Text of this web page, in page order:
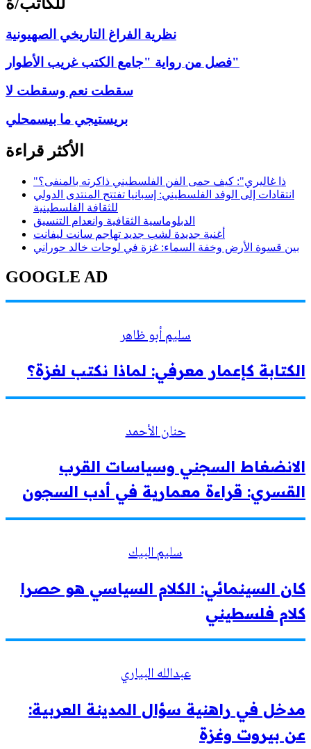
نظرية الفراغ التاريخي الصهيونية
فصل من رواية "جامع الكتب غريب الأطوار"
سقطت نعم وسقطت لا
بريستيجي ما بيسمحلي
الأكثر قراءة
"ذا غاليري": كيف حمى الفن الفلسطيني ذاكرته بالمنفى؟
انتقادات إلى الوفد الفلسطيني: إسبانيا تفتتح المنتدى الدولي
للثقافة الفلسطينية
الدبلوماسية الثقافية وانعدام التنسيق
أغنية جديدة لشب جديد تهاجم سانت ليفانت
بين قسوة الأرض وخفة السماء: غزة في لوحات خالد حوراني
GOOGLE AD
سليم أبو ظاهر
الكتابة كإعمار معرفي: لماذا نكتب لغزة؟
حنان الأحمد
الانضغاط السجني وسياسات القرب
القسري: قراءة معمارية في أدب السجون
سليم البيك
كان السينمائي: الكلام السياسي هو حصرا
كلام فلسطيني
عبدالله البياري
مدخل في راهنية سؤال المدينة العربية:
عن بيروت وغزة